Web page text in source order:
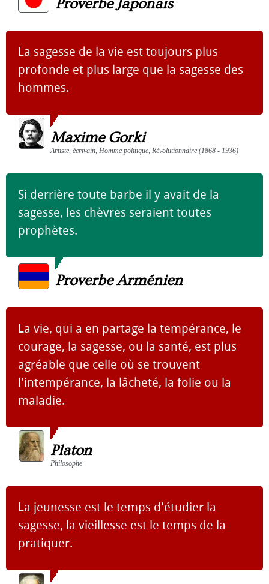
Proverbe Japonais
La sagesse de la vie est toujours plus
profonde et plus large que la sagesse des
hommes.
Maxime Gorki
Artiste, écrivain, Homme politique, Révolutionnaire (1868 - 1936)
Si derrière toute barbe il y avait de la
sagesse, les chèvres seraient toutes
prophètes.
Proverbe Arménien
La vie, qui a en partage la tempérance, le
courage, la sagesse, ou la santé, est plus
agréable que celle où se trouvent
l'intempérance, la lâcheté, la folie ou la
maladie.
Platon
Philosophe
La jeunesse est le temps d'étudier la
sagesse, la vieillesse est le temps de la
pratiquer.